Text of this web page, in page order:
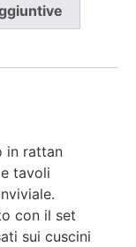
in rattan
tavoli
con il set
sui cuscini